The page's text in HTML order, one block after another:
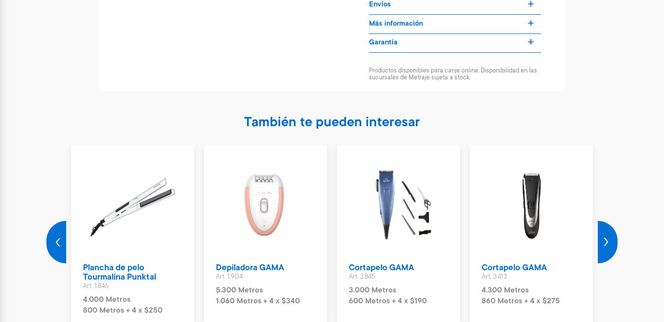
Envíos
Más información
Garantía
Productos disponibles para canje online. Disponibilidad en las
sucursales de Metraje sujeta a stock.
También te pueden interesar
Plancha de pelo
Tourmalina Punktal
Art. 1.846
4.000 Metros
800 Metros + 4 x $250
Depiladora GAMA
Art. 1.904
5.300 Metros
1.060 Metros + 4 x $340
Cortapelo GAMA
Art. 2.845
3.000 Metros
600 Metros + 4 x $190
Cortapelo GAMA
Art. 3.413
4.300 Metros
860 Metros + 4 x $275